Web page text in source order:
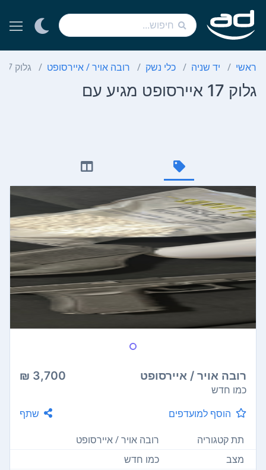
ראשי יד שניה כלי נשק רובה אויר / איירסופט גלוק 17 איירסופט מגיע עם
גלוק 17 איירסופט מגיע עם
רובה אויר / איירסופט 3,700 ₪
כמו חדש
הוסף למועדפים
שתף
תת קטגוריה
רובה אויר / איירסופט
מצב
כמו חדש